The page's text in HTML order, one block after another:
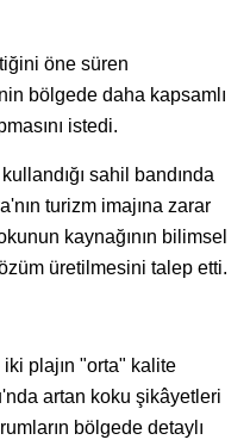
öne süren
bölgede daha kapsamlı
istedi.
sahil bandında
turizm imajına zarar
kaynağının bilimsel
üretilmesini talep etti.
plajın "orta" kalite
artan koku şikâyetleri
bölgede detaylı